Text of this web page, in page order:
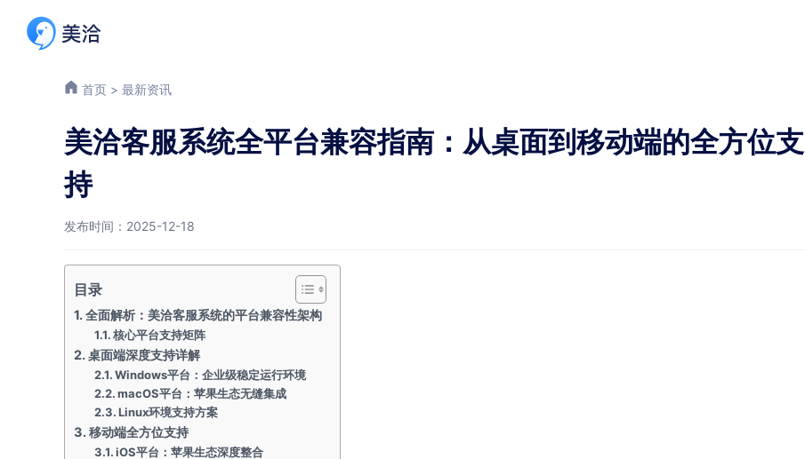
首页 > 最新资讯
美洽客服系统全平台兼容指南：从桌面到移动端的全方位支
持
发布时间：2025-12-18
目录
全面解析：美洽客服系统的平台兼容性架构
核心平台支持矩阵
桌面端深度支持详解
Windows平台：企业级稳定运行环境
macOS平台：苹果生态无缝集成
Linux环境支持方案
移动端全方位支持
iOS平台：苹果生态深度整合